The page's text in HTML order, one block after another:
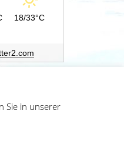
18/33°C
Sie in unserer